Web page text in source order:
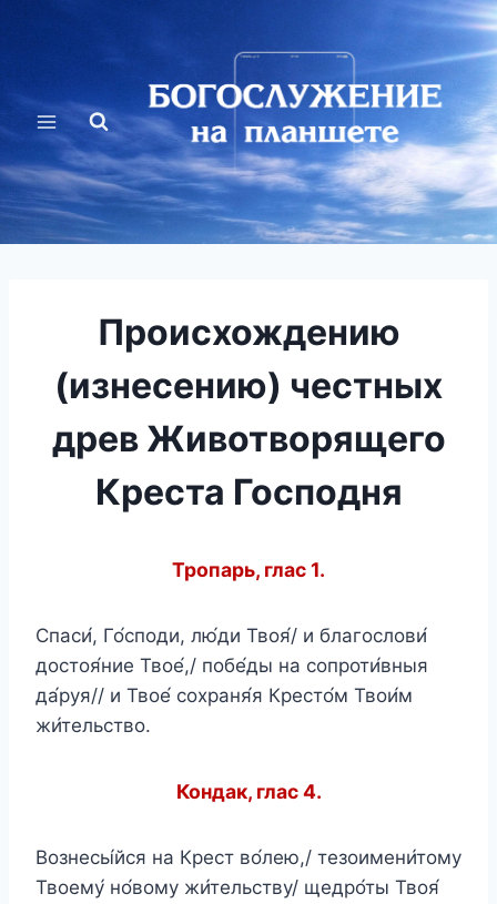
Происхождению
(изнесению) честных
древ Животворящего
Креста Господня
Тропарь, глас 1.
Спаси́, Го́споди, лю́ди Твоя́/ и благослови́
достоя́ние Твое́,/ побе́ды на сопроти́вныя
да́руя// и Твое́ сохраня́я Кресто́м Твои́м
жи́тельство.
Кондак, глас 4.
Вознесы́йся на Крест во́лею,/ тезоимени́тому
Твоему́ но́вому жи́тельству/ щедро́ты Твоя́